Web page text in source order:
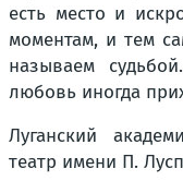
есть место и
моментам, и тем
называем
любовь иногда
Луганский
театр имени П.